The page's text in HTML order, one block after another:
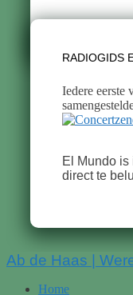
RADIOGIDS
Iedere eerste
El Mundo
direct te
Scroll
Ab de Haas |
Home